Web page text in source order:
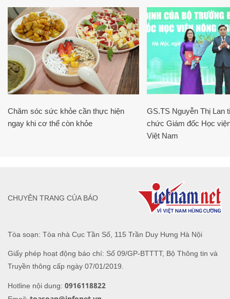
Chăm sóc sức khỏe cần thực hiện
ngay khi cơ thể còn khỏe
GS.TS Nguyễn Thị Lan
chức Giám đốc Học
Việt Nam
Tòa soạn: Tòa nhà Cục Tần Số, 115 Trần Duy Hưng Hà Nội
Giấy phép hoạt động báo chí: Số 09/GP-BTTTT, Bộ Thông tin và
Truyền thông cấp ngày 07/01/2019.
Hotline nội dung: 0916118822
CHUYÊN TRANG CỦA BÁO